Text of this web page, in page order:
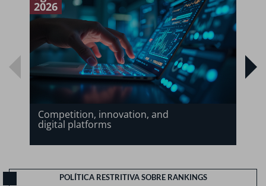
2026
Competition, innovation, and
digital platforms
POLÍTICA RESTRITIVA SOBRE RANKINGS